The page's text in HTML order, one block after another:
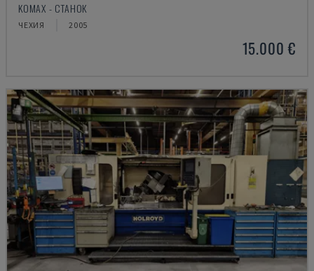
KOMAX - СТАНОК
ЧЕХИЯ 2005
15.000 €